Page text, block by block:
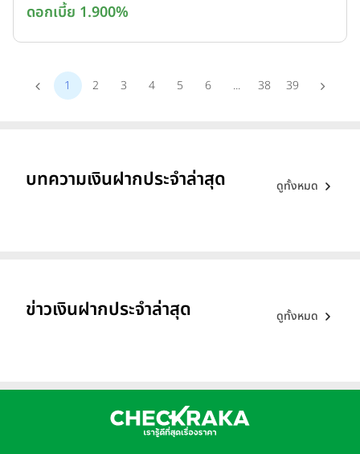
ดอกเบี้ย 1.900%
1 2 3 4 5 6 ... 38 39
บทความเงินฝากประจำล่าสุด ดูทั้งหมด
ข่าวเงินฝากประจำล่าสุด ดูทั้งหมด